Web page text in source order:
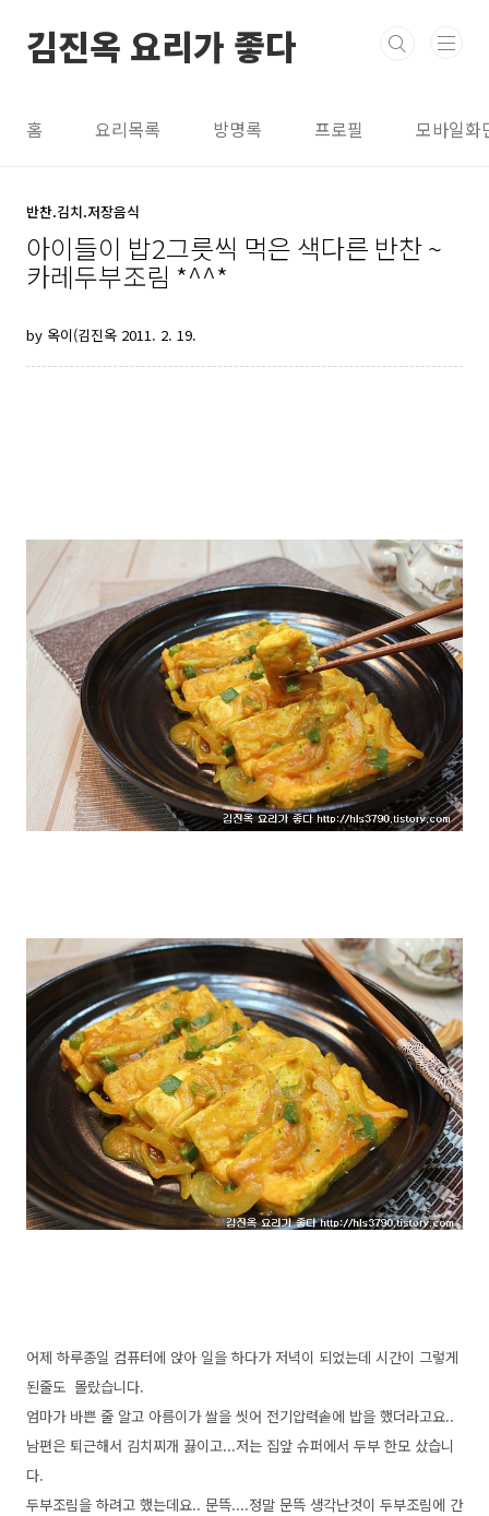
김진옥 요리가 좋다
홈 요리목록 방명록 프로필 모바일화
반찬.김치.저장음식
아이들이 밥2그릇씩 먹은 색다른 반찬 ~
카레두부조림 *^^*
by 옥이(김진옥 2011. 2. 19.
어제 하루종일 컴퓨터에 앉아 일을 하다가 저녁이 되었는데 시간이 그렇게
된줄도 몰랐습니다.
엄마가 바쁜 줄 알고 아름이가 쌀을 씻어 전기압력솥에 밥을 했더라고요..
남편은 퇴근해서 김치찌개 끓이고...저는 집앞 슈퍼에서 두부 한모 샀습니
다.
두부조림을 하려고 했는데요.. 문뜩....정말 문뜩 생각난것이 두부조림에 간